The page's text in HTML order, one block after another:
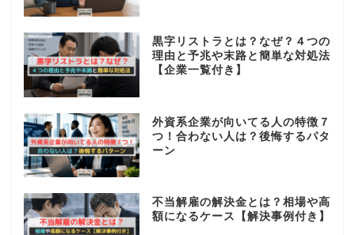
黒字リストラとは？なぜ？４つの
理由と予兆や末路と簡単な対処法
【企業一覧付き】
外資系企業が向いてる人の特徴７
つ！合わない人は？後悔するパタ
ーン
不当解雇の解決金とは？相場や高
額になるケース【解決事例付き】